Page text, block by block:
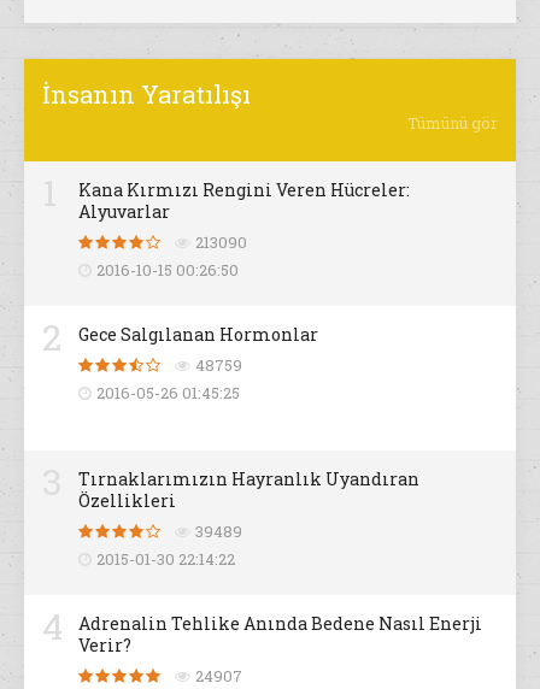
İnsanın Yaratılışı
Tümünü gör
Kana Kırmızı Rengini Veren Hücreler:
Alyuvarlar
213090
2016-10-15 00:26:50
2 Gece Salgılanan Hormonlar
48759
2016-05-26 01:45:25
Tırnaklarımızın Hayranlık Uyandıran
Özellikleri
39489
2015-01-30 22:14:22
4
Adrenalin Tehlike Anında Bedene Nasıl Enerji
Verir?
24907